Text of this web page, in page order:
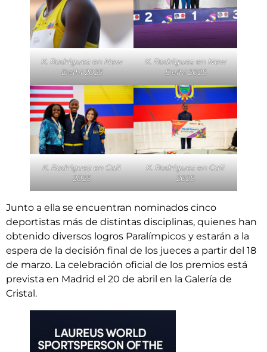
K. Rodríguez en New
Delhi 2025
K. Rodríguez en New
Delhi 2025
K. Rodríguez en Cali
2025
K. Rodríguez en Cali
2025
Junto a ella se encuentran nominados cinco
deportistas más de distintas disciplinas, quienes han
obtenido diversos logros Paralímpicos y estarán a la
espera de la decisión final de los jueces a partir del 18
de marzo. La celebración oficial de los premios está
prevista en Madrid el 20 de abril en la Galería de
Cristal.